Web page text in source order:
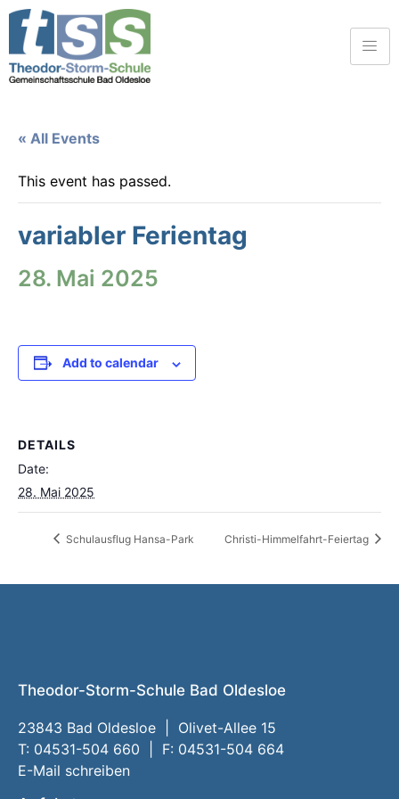
« All Events
This event has passed.
variabler Ferientag
28. Mai 2025
Add to calendar
DETAILS
Date:
28. Mai 2025
Schulausflug Hansa-Park Christi-Himmelfahrt-Feiertag
Theodor-Storm-Schule Bad Oldesloe
23843 Bad Oldesloe | Olivet-Allee 15
T: 04531-504 660 | F: 04531-504 664
E-Mail schreiben